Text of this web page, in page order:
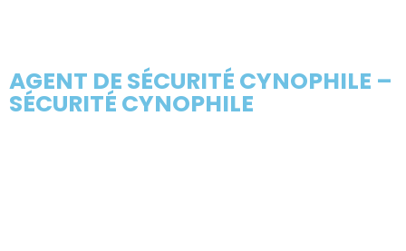
AGENT DE SÉCURITÉ CYNOPHILE –
SÉCURITÉ CYNOPHILE